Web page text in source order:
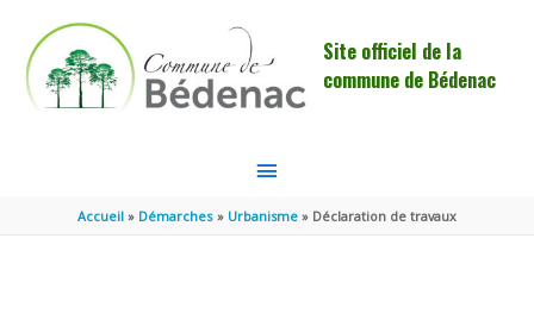
Site officiel de la
commune de Bédenac
MENU
PRINCIPAL
Accueil Démarches Urbanisme Déclaration de travaux